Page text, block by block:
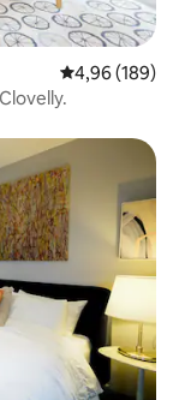
Évaluation
4,96 (189)